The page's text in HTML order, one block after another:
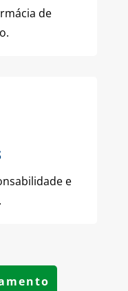
de
e